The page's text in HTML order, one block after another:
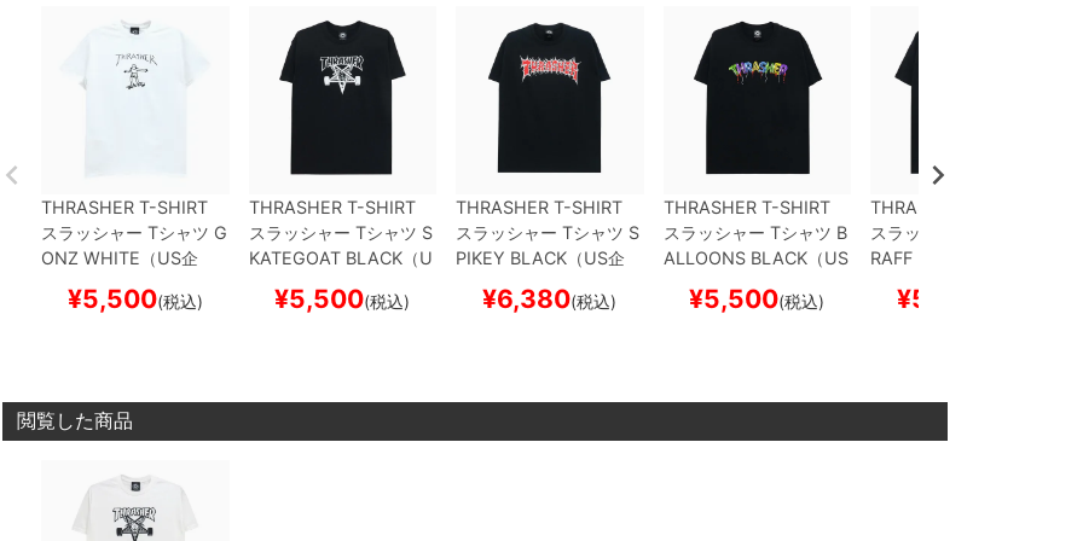
THRASHER T-SHIRT
スラッシャー Tシャツ G
ONZ WHITE（US企
ケボー
¥5,500(税込)
THRASHER T-SHIRT
スラッシャー Tシャツ S
KATEGOATBLACK（U
スケボー
¥5,500(税込)
THRASHER T-SHIRT
スラッシャー Tシャツ S
PIKEY BLACK（US企
ケボー
¥6,380(税込)
THRASHER T-SHIRT
スラッシャー Tシャツ B
ALLOONSBLACK（US
スケボー
¥5,500(税込)
THRASHER T-SHIRT
スラッシャー
RAFF
ケボー
¥5,500
閲覧した商品